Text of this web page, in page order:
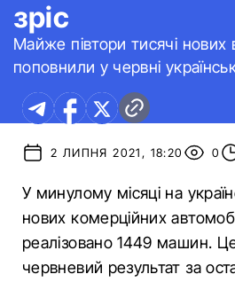
зріс
Майже півтори тисячі нових
поповнили у червні
2 ЛИПНЯ 2021, 18:20 0
У минулому місяці на
нових комерційних
реалізовано 1449 машин.
червневий результат за